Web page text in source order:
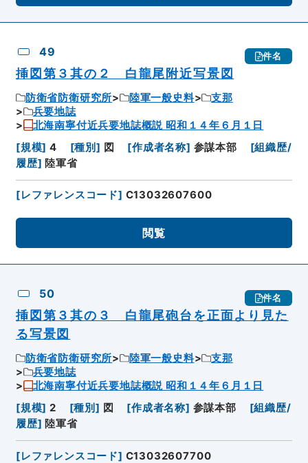
49 件名
挿図第３其の２ 白龍尾附近写景図
防衛省防衛研究所 陸軍一般史料
支那
兵要地誌
北海南寧付近兵要地誌概説 昭和１４年６月１日
[規模] 4 [種別 ] 図 [作成者名称] 参謀本部 [組織歴/
履歴] 陸軍省
[レファレンスコード] C13032607600
閲覧
50 件名
挿図第３其の３ 白龍尾砲台を正面より見た
る写景図
防衛省防衛研究所 陸軍一般史料
支那
兵要地誌
北海南寧付近兵要地誌概説 昭和１４年６月１日
[規模] 2 [種別 ] 図 [作成者名称] 参謀本部 [組織歴/
履歴] 陸軍省
[レファレンスコード] C13032607700